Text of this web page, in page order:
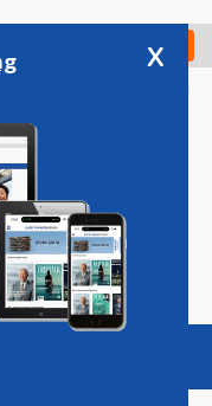
Check in
Vacatures
x